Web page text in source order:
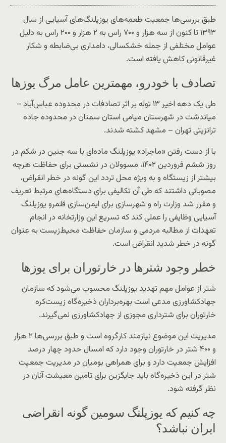
طبق بررسی‌ها جمعیت طعمه‌های یوزپلنگ‌های آسیایی از سال
۱۳۹۳ تا کنون از سه هزار و ۷۰۰ راس به ۲ هزار و ۲۰۰ راس به دلیل
عوامل مختلفی از جمله خشکسالی، دامداری بی‌ضابطه و شکار
غیرقانونی کاهش یافته است.
تصادف با خودرو، مهمترین عامل مرگ یوزها
طی یک دهه اخیر ۱۳ توله بر اثر تصادفات در محدوده عباس‌آباد –
میاندشت در شهرستان میامی استان سمنان در محدوده جاده
ترانزیتی تهران – مشهد کشته شدند.
با از دست رفتن «ماجراد» یوزپلنگ ماده‌ای با سه جنین در شکم در
روز ششم فروردین ۱۴۰۲، مسوولان در نشستی برای حفاظت هرچه
بیشتر از زیستگاه و به ویژه محل تردد این گونه در خطر انقراض،
مصوباتی داشتند که طی آن تکالیفی برای دستگاه‌های مرتبط تعریف
و مقرر شد وزارت راه و شهرسازی برای ایمن‌سازی قلمرو یوزپلنگ
آسیایی وظایفی را عملی کند که تسریع این وزارتخانه در انجام
تعهدات از مطالبه مردمی و سازمان حفاظت محیط‌زیست به عنوان
گونه در خطر شدید انقراض است.
خطر وجود شترها در خارتوران برای یوزها
شتر از عوامل مهم تهدید یوزپلنگ محسوب می‌شود که سازمان
جهادکشاورزی مدعی است بهره‌برداران ذخیره‌گاه زیست‌کره
خارتوران برای شترداری مجوزی از جهادکشاورزی نمی‌گیرند.
مدیریت این موضوع نیازمند کارگروه است و طبق بررسی‌ها ۲ هزار
و ۴۰۰ شتر در خارتوران وجود دارد که امسال حدود چهار درصد
افزایش جمعیت دارد و برای همراهی بومیان در مدیریت جمعیت
شتر در این ذخیره‌گاه باید جایگزین برای تامین معیشت آنان در
نظر گرفته شود.
چه کنیم که یوزپلنگ سومین گونه انقراضی
ایران نباشد؟